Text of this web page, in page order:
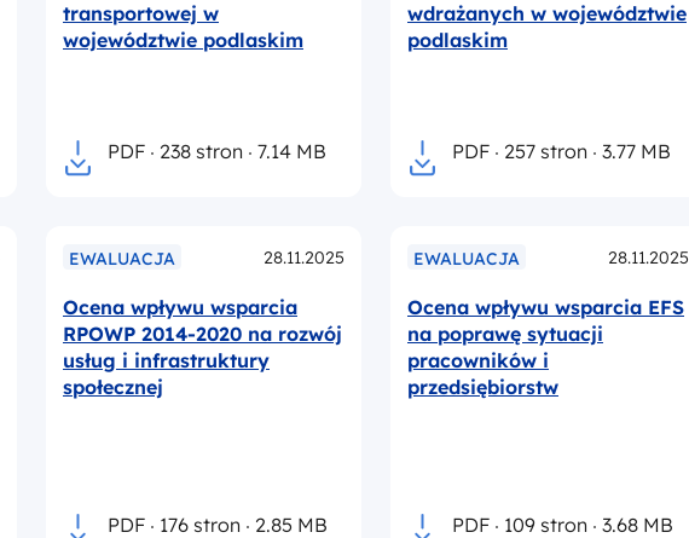
transportowej w
województwie podlaskim
PDF 238 stron 7.14 MB
wdrażanych w województwie
podlaskim
PDF 257 stron 3.77 MB
EWALUACJA 28.11.2025
Ocena wpływu wsparcia
RPOWP 2014-2020 na rozwój
usług i infrastruktury
społecznej
PDF 176 stron 2.85 MB
EWALUACJA 28.11.2025
Ocena wpływu wsparcia EFS
na poprawę sytuacji
pracowników i
przedsiębiorstw
PDF 109 stron 3.68 MB